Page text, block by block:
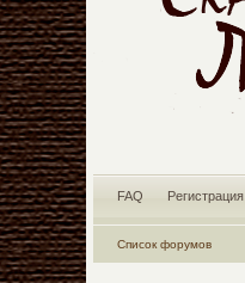
FAQ Регистрация
Список форумов